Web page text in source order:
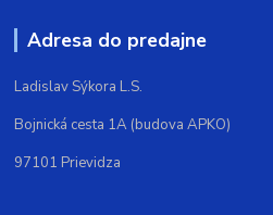
Adresa do predajne
Ladislav Sýkora L.S.
Bojnická cesta 1A (budova APKO)
97101 Prievidza